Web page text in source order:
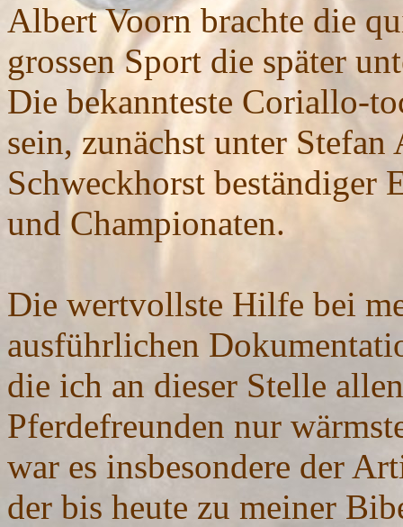
Albert Voorn brachte die
grossen Sport die später
Die bekannteste Coriallo-
sein, zunächst unter
Schweckhorst
und Championaten.
Die wertvollste Hilfe bei
ausführlichen
die ich an dieser Stelle
Pferdefreunden nur
war es insbesondere der
der bis heute zu meiner